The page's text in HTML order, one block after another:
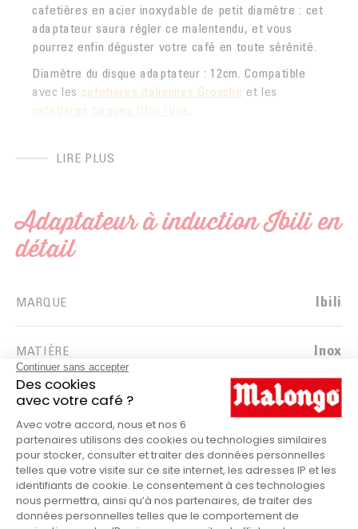
cafetières en acier inoxydable de petit diamètre : cet
adaptateur saura régler ce malentendu, et vous
pourrez enfin déguster votre café en toute sérénité.
Diamètre du disque adaptateur : 12cm. Compatible
avec les cafetières italiennes Grosche et les
cafetières turques Otto Ibrik
LIRE PLUS
Adaptateur à induction Ibili en
détail
MARQUE Ibili
MATIÈRE Inox
TYPE DE FEU Induction
POIDS (KG) 0,236